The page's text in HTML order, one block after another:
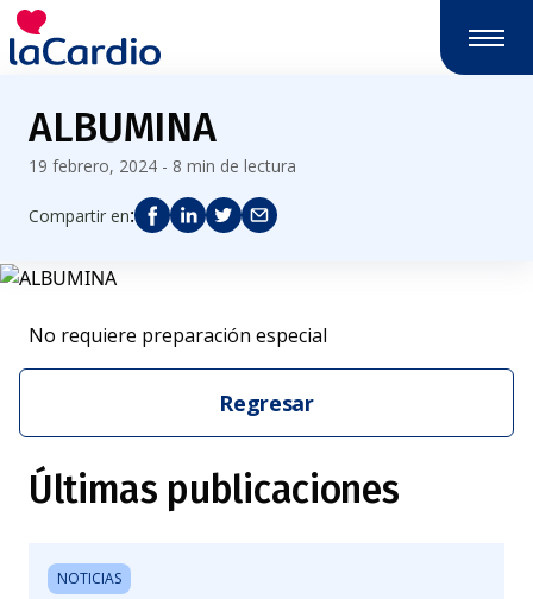
ALBUMINA
19 febrero, 2024 - 8 min de lectura
Compartir en:
No requiere preparación especial
Regresar
Últimas publicaciones
NOTICIAS